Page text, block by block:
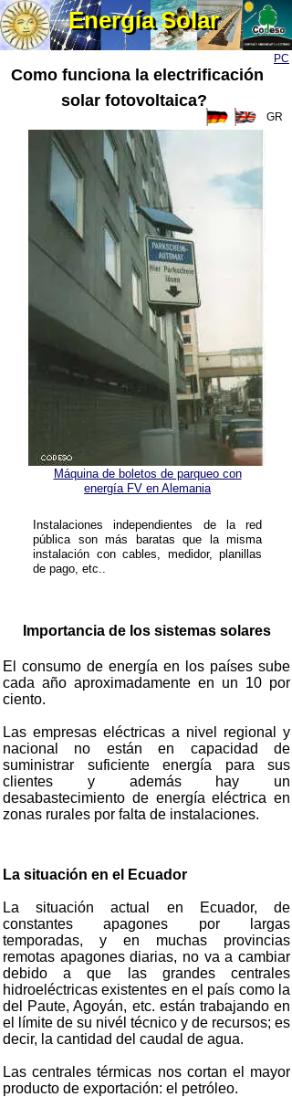
Como funciona la electrificación
solar fotovoltaica?
Energía Solar
Energía Solar
Importancia de los sistemas solares
El consumo de energía en los países sube
cada año aproximadamente en un 10 por
ciento.
Las empresas eléctricas a nivel regional y
nacional no están en capacidad de
suministrar suficiente energía para sus
clientes y además hay un
desabastecimiento de energía eléctrica en
zonas rurales por falta de instalaciones.
Máquina de boletos de parqueo con
energía FV en Alemania
Instalaciones independientes de la red
pública son más baratas que la misma
instalación con cables, medidor, planillas
de pago, etc..
PC
GR
La situación actual en Ecuador, de
constantes apagones por largas
temporadas, y en muchas provincias
remotas apagones diarias, no va a cambiar
debido a que las grandes centrales
hidroeléctricas existentes en el país como la
del Paute, Agoyán, etc. están trabajando en
el límite de su nivél técnico y de recursos; es
decir, la cantidad del caudal de agua.
Las centrales térmicas nos cortan el mayor
producto de exportación: el petróleo.
La situación en el Ecuador